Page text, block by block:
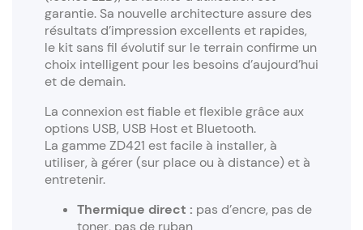
garantie. Sa nouvelle architecture assure des
résultats d’impression excellents et rapides,
le kit sans fil évolutif sur le terrain confirme un
choix intelligent pour les besoins d’aujourd’hui
et de demain.
La connexion est fiable et flexible grâce aux
options USB, USB Host et Bluetooth.
La gamme ZD421 est facile à installer, à
utiliser, à gérer (sur place ou à distance) et à
entretenir.
Thermique direct : pas d’encre, pas de
toner, pas de ruban